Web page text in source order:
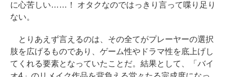
に心苦しい……！ オタクなのではっきり言って喋り足り
ない。
とりあえず言えるのは、その全てがプレーヤーの選択
肢を広げるものであり、ゲーム性やドラマ性を底上げし
てくれる要素となっていたことだ。結果として、「バイ